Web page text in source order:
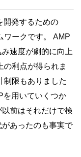
開発するための
ワークです。 AMP
速度が劇的に向上
の利点が得られま
制限もありました
を用いていくつか
前はそれだけで検
あったのも事実で